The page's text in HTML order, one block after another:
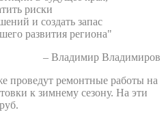
риски
и создать запас
развития региона"
– Владимир Владимиров
проведут ремонтные работы на
к зимнему сезону. На эти